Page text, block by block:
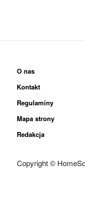
O nas
Kontakt
Regulaminy
Mapa strony
Redakcja
Copyright ©